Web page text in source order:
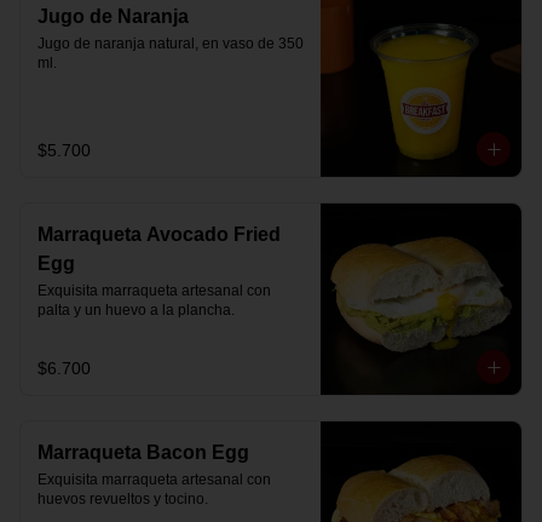
Jugo de Naranja
Jugo de naranja natural, en vaso de 350
ml.
$5.700
Marraqueta Avocado Fried
Egg
Exquisita marraqueta artesanal con
palta y un huevo a la plancha.
$6.700
Marraqueta Bacon Egg
Exquisita marraqueta artesanal con
huevos revueltos y tocino.